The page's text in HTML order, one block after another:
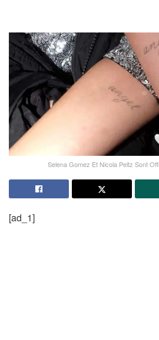
Selena Gomez Et Nicola Peltz Sont
[ad_1]